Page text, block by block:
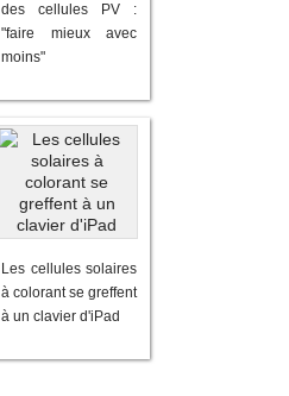
des cellules PV :
"faire mieux avec
moins"
Les cellules solaires
à colorant se greffent
à un clavier d'iPad